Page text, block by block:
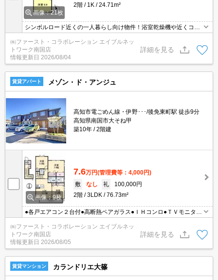
画像：21枚
2階
1K 24.71m²
シンボルロード近くの一人暮らし向け物件！浴室乾燥機や近くコイ
も置きやすそうでお薦めです♪
㈱ファースト・コラボレーション エイブルネッ
トワーク南国店
情報更新日 2026/08/04
詳細を見る
賃貸アパート メゾン・ド・アンジュ
高知市電ごめん線・伊野･･･/後免東町駅 徒歩9分
高知県南国市大そね甲
築10年
2階建
画像：9枚
7.6万円(管理費等：4,000円)
敷
なし 礼
100,000円
2階
3LDK 76.73m²
●各戸エアコン２台付●高断熱ペアガラス●ＩＨコンロ●ＴＶモニター
㈱ファースト・コラボレーション エイブルネッ
トワーク南国店
情報更新日 2026/08/05
詳細を見る
賃貸マンション カランドリエ大篠